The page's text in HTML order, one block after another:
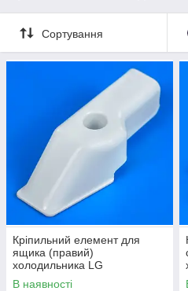
Сортування
Кріпильний елемент для
ящика (правий)
холодильника LG
MEA62050301
В наявності